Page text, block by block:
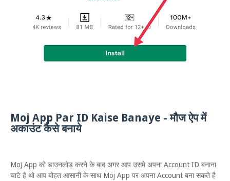
Moj App Par ID Kaise Banaye - मौज ऐप में
अकाउंट कैसे बनाये
Moj App को डाउनलोड करने के बाद अगर आप उसमे अपना Account ID बनाना
चाटे है थो आप बोहत आसानी के साथ Moj App पर अपना Account बना सकते है